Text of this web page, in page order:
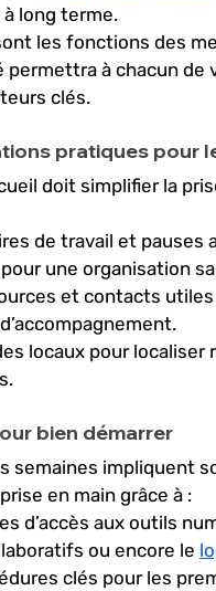
long terme.
les fonctions des
à chacun de
clés.
pratiques pour
doit simplifier la
de travail et pauses
une organisation
et contacts
locaux pour
bien démarrer
semaines impliquent
en main grâce à :
d’accès aux outils
ou encore le
clés pour les